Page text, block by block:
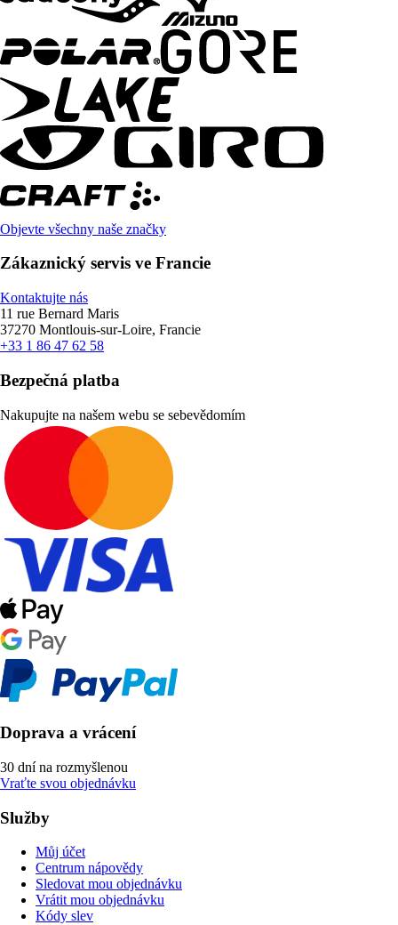
Objevte všechny naše značky
Zákaznický servis ve Francie
Kontaktujte nás
11 rue Bernard Maris
37270 Montlouis-sur-Loire, Francie
+33 1 86 47 62 58
Bezpečná platba
Nakupujte na našem webu se sebevědomím
Doprava a vrácení
30 dní na rozmyšlenou
Vraťte svou objednávku
Služby
Můj účet
Centrum nápovědy
Sledovat mou objednávku
Vrátit mou objednávku
Kódy slev